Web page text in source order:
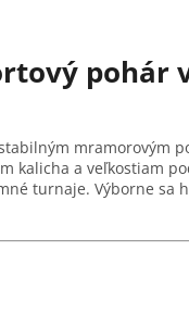
pohár
mramorovým
kalicha a veľkostiam
turnaje. Výborne sa